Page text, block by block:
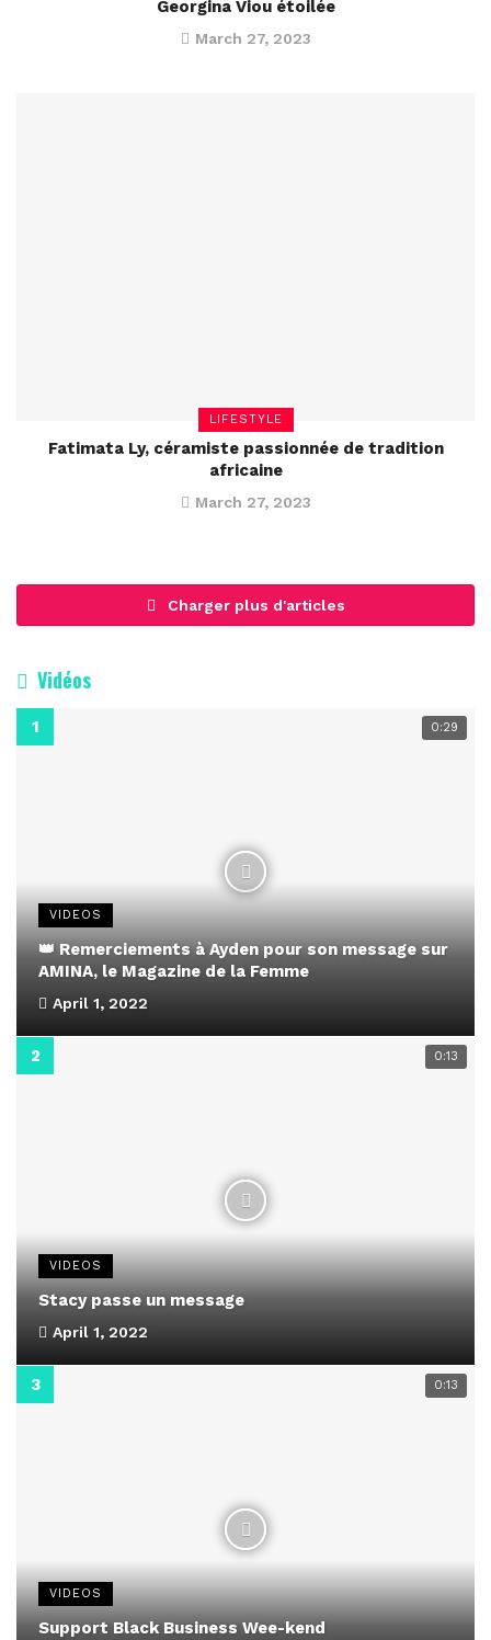
Georgina Viou étoilée
March 27, 2023
LIFESTYLE
Fatimata Ly, céramiste passionnée de tradition
africaine
March 27, 2023
Charger plus d'articles
Vidéos
0:29
VIDEOS
👑 Remerciements à Ayden pour son message sur
AMINA, le Magazine de la Femme
April 1, 2022
0:13
VIDEOS
Stacy passe un message
April 1, 2022
0:13
VIDEOS
Support Black Business Wee-kend